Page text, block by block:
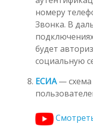
номеру
Звонка. В
будет
социальную
ЕСИА — схема